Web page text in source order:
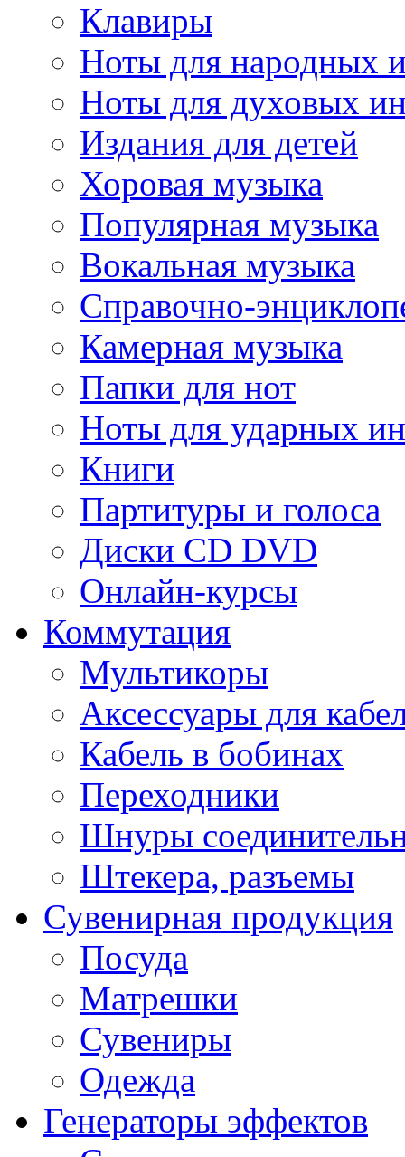
Клавиры
Ноты для народных
Ноты для духовых
Издания для детей
Хоровая музыка
Популярная музыка
Вокальная музыка
Справочно-
Камерная музыка
Папки для нот
Ноты для ударных
Книги
Партитуры и голоса
Диски CD DVD
Онлайн-курсы
Коммутация
Мультикоры
Аксессуары для
Кабель в бобинах
Переходники
Шнуры
Штекера, разъемы
Сувенирная продукция
Посуда
Матрешки
Сувениры
Одежда
Генераторы эффектов